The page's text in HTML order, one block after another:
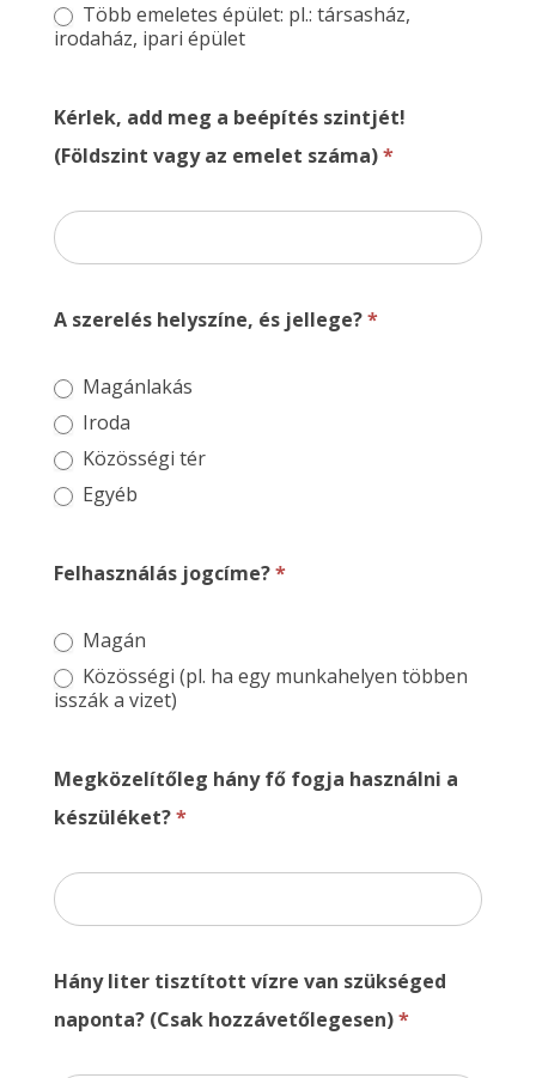
Több emeletes épület: pl.: társasház,
irodaház, ipari épület
Kérlek, add meg a beépítés szintjét!
(Földszint vagy az emelet száma)*
A szerelés helyszíne, és jellege?*
Magánlakás
Iroda
Közösségi tér
Egyéb
Felhasználás jogcíme?*
Magán
Közösségi (pl. ha egy munkahelyen többen
isszák a vizet)
Megközelítőleg hány fő fogja használni a
készüléket?*
Hány liter tisztított vízre van szükséged
naponta? (Csak hozzávetőlegesen)*